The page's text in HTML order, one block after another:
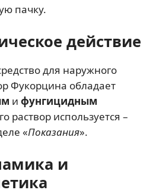
пачку.
действие
для наружного
Фукорцина обладает
и фунгицидным
раствор используется –
«Показания».
и